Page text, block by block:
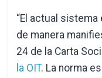
“El actual
de manera
24 de la Carta
la OIT. La norma